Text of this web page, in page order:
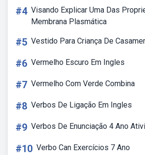
#4 Visando Explicar Uma Das
Membrana Plasmática
#5 Vestido Para Criança De
#6 Vermelho Escuro Em Ingles
#7 Vermelho Com Verde Combina
#8 Verbos De Ligação Em Ingles
#9 Verbos De Enunciação 4 Ano
#10 Verbo Can Exercícios 7 Ano